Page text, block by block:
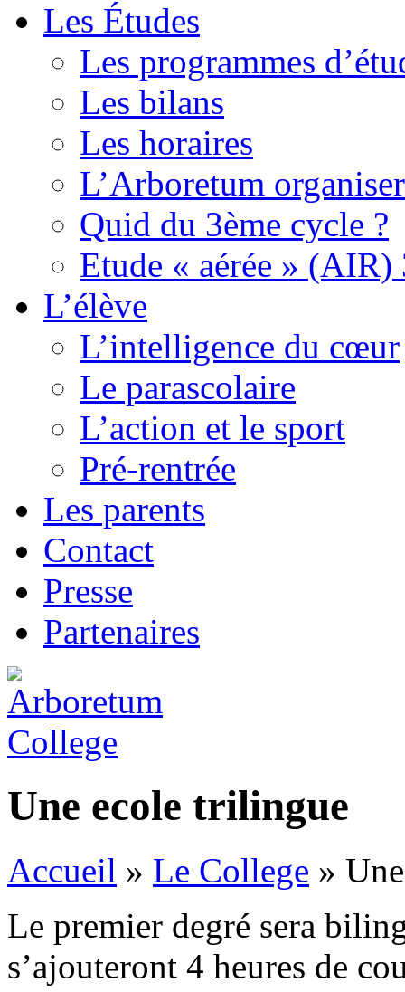
Les Études
Les programmes
Les bilans
Les horaires
L’Arboretum
Quid du 3ème cycle ?
Etude « aérée » (AIR)
L’élève
L’intelligence du cœur
Le parascolaire
L’action et le sport
Pré-rentrée
Les parents
Contact
Presse
Partenaires
Une ecole trilingue
Accueil » Le College »
Le premier degré sera
s’ajouteront 4 heures de